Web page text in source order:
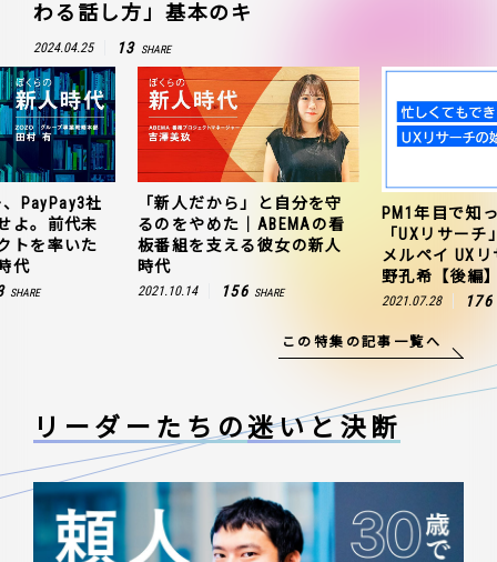
わる話し方」基本のキ
2024.04.25 13 SHARE
PayPay3社
よ。前代未
トを率いた
代
SHARE
「新人だから」と自分を守
るのをやめた｜ABEMAの看
板番組を支える彼女の新人
時代
2021.10.14 156 SHARE
PM1年目で知
「UXリサー
メルペイ UX
野孔希【後編
2021.07.28 176
この特集の記事一覧へ
リーダーたちの迷いと決断